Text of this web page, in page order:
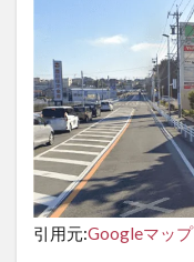
引用元:Googleマップ